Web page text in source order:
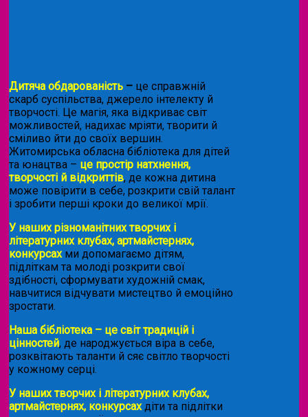
Дитяча обдарованість – це справжній
скарб суспільства, джерело інтелекту й
творчості. Це магія, яка відкриває світ
можливостей, надихає мріяти, творити й
сміливо йти до своїх вершин.
Житомирська обласна бібліотека для дітей
та юнацтва – це простір натхнення,
творчості й відкриттів, де кожна дитина
може повірити в себе, розкрити свій талант
і зробити перші кроки до великої мрії.
У наших різноманітних творчих і
літературних клубах, артмайстернях,
конкурсахми допомагаємо дітям,
підліткам та молоді розкрити свої
здібності, сформувати художній смак,
навчитися відчувати мистецтво й емоційно
зростати.
Наша бібліотека – це світ традицій і
цінностей, де народжується віра в себе,
розквітають таланти й сяє світло творчості
у кожному серці.
У наших творчих і літературних клубах,
артмайстернях, конкурсахдіти та підлітки